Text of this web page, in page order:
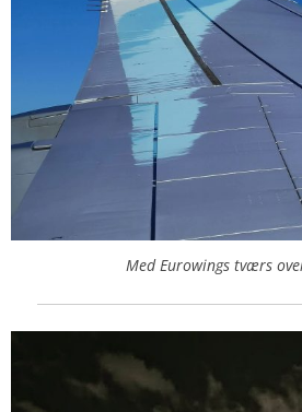
Med Eurowings tværs